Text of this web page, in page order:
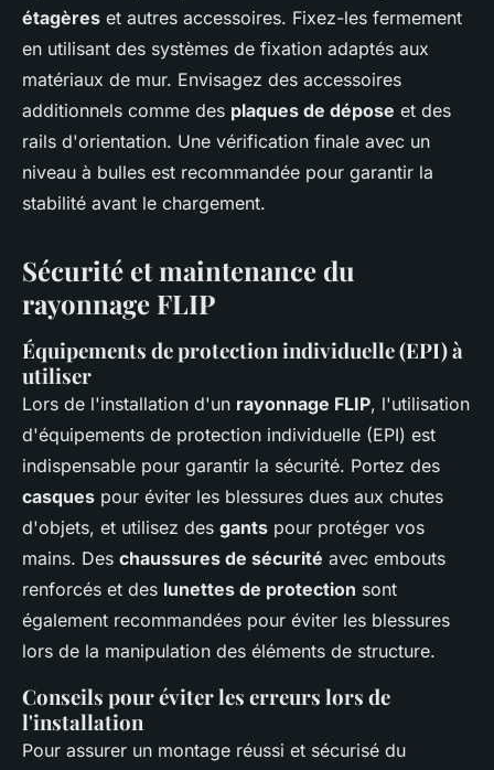
étagères et autres accessoires. Fixez-les fermement
en utilisant des systèmes de fixation adaptés aux
matériaux de mur. Envisagez des accessoires
additionnels comme des plaques de dépose et des
rails d'orientation. Une vérification finale avec un
niveau à bulles est recommandée pour garantir la
stabilité avant le chargement.
Sécurité et maintenance du
rayonnage FLIP
Équipements de protection individuelle (EPI) à
utiliser
Lors de l'installation d'un rayonnage FLIP, l'utilisation
d'équipements de protection individuelle (EPI) est
indispensable pour garantir la sécurité. Portez des
casques pour éviter les blessures dues aux chutes
d'objets, et utilisez des gants pour protéger vos
mains. Des chaussures de sécurité avec embouts
renforcés et des lunettes de protection sont
également recommandées pour éviter les blessures
lors de la manipulation des éléments de structure.
Conseils pour éviter les erreurs lors de
l'installation
Pour assurer un montage réussi et sécurisé du